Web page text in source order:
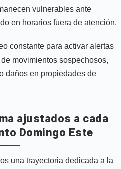
vulnerables ante
en horarios fuera de atención.
constante para activar alertas
movimientos sospechosos,
daños en propiedades de
ajustados a cada
Domingo Este
una trayectoria dedicada a la